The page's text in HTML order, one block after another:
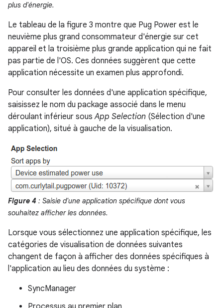
plus d'énergie.
Le tableau de la figure 3 montre que Pug Power est le
neuvième plus grand consommateur d'énergie sur cet
appareil et la troisième plus grande application qui ne fait
pas partie de l'OS. Ces données suggèrent que cette
application nécessite un examen plus approfondi.
Pour consulter les données d'une application spécifique,
saisissez le nom du package associé dans le menu
déroulant inférieur sousApp Selection (Sélection d'une
application), situé à gauche de la visualisation.
Figure 4 : Saisie d'une application spécifique dont vous
souhaitez afficher les données.
Lorsque vous sélectionnez une application spécifique, les
catégories de visualisation de données suivantes
changent de façon à afficher des données spécifiques à
l'application au lieu des données du système :
SyncManager